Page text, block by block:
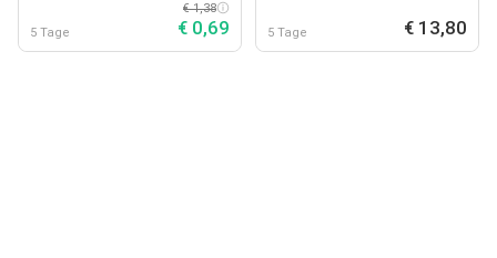
5 Tage
€ 1,38
€ 0,69 5 Tage € 13,80